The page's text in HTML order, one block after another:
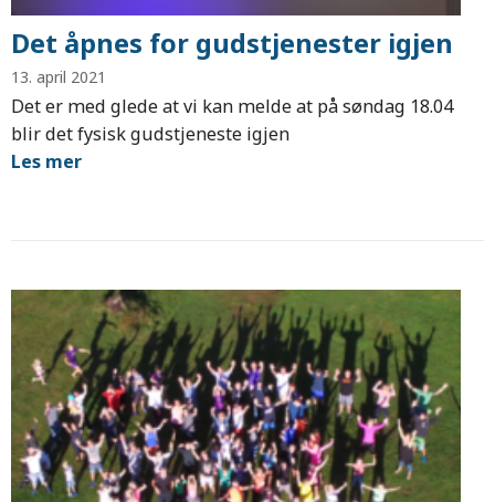
Det åpnes for gudstjenester igjen
13. april 2021
Det er med glede at vi kan melde at på søndag 18.04
blir det fysisk gudstjeneste igjen
Les mer